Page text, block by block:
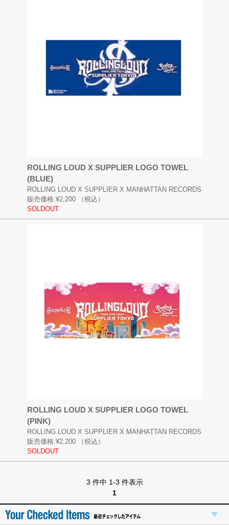
ROLLING LOUD X SUPPLIER LOGO TOWEL
(BLUE)
ROLLING LOUD X SUPPLIER X MANHATTAN RECORDS
販売価格:¥2,200
（税込）
SOLDOUT
ROLLING LOUD X SUPPLIER LOGO TOWEL
(PINK)
ROLLING LOUD X SUPPLIER X MANHATTAN RECORDS
販売価格:¥2,200
（税込）
SOLDOUT
3 件中 1-3 件表示
1